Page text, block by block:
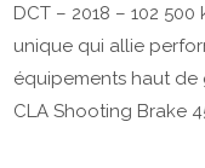
DCT – 2018 – 102
unique qui allie
équipements haut de
CLA Shooting Brake